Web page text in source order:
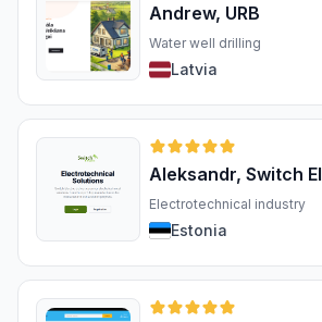
Andrew, URB
Water well drilling
Latvia
Aleksandr, Switch
Electrotechnical industry
Estonia